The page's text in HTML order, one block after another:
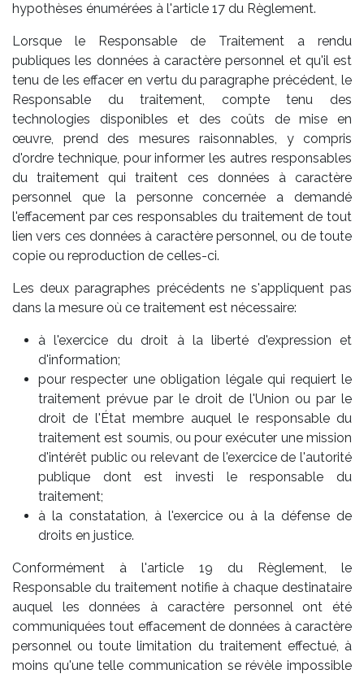
hypothèses énumérées à l'article 17 du Règlement.
Lorsque le Responsable de Traitement a rendu
publiques les données à caractère personnel et qu'il est
tenu de les effacer en vertu du paragraphe précédent, le
Responsable du traitement, compte tenu des
technologies disponibles et des coûts de mise en
œuvre, prend des mesures raisonnables, y compris
d'ordre technique, pour informer les autres responsables
du traitement qui traitent ces données à caractère
personnel que la personne concernée a demandé
l'effacement par ces responsables du traitement de tout
lien vers ces données à caractère personnel, ou de toute
copie ou reproduction de celles-ci.
Les deux paragraphes précédents ne s'appliquent pas
dans la mesure où ce traitement est nécessaire:
à l'exercice du droit à la liberté d'expression et
d'information;
pour respecter une obligation légale qui requiert le
traitement prévue par le droit de l'Union ou par le
droit de l'État membre auquel le responsable du
traitement est soumis, ou pour exécuter une mission
d'intérêt public ou relevant de l'exercice de l'autorité
publique dont est investi le responsable du
traitement;
à la constatation, à l'exercice ou à la défense de
droits en justice.
Conformément à l'article 19 du Règlement, le
Responsable du traitement notifie à chaque destinataire
auquel les données à caractère personnel ont été
communiquées tout effacement de données à caractère
personnel ou toute limitation du traitement effectué, à
moins qu'une telle communication se révèle impossible